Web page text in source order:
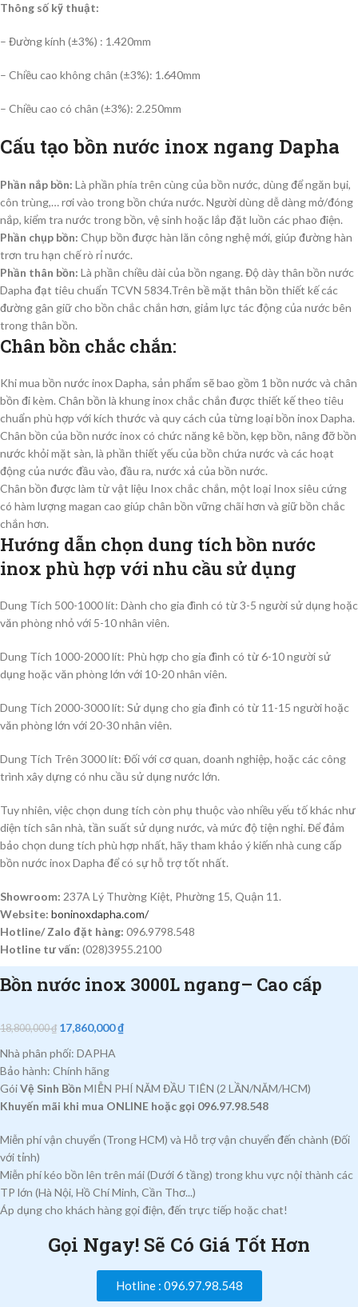
Thông số kỹ thuật:
– Đường kính (±3%) : 1.420mm
– Chiều cao không chân (±3%): 1.640mm
– Chiều cao có chân (±3%): 2.250mm
Cấu tạo bồn nước inox ngang Dapha
Phần nắp bồn: Là phần phía trên cùng của bồn nước, dùng để ngăn bụi,
côn trùng,… rơi vào trong bồn chứa nước. Người dùng dễ dàng mở/đóng
nắp, kiểm tra nước trong bồn, vệ sinh hoặc lắp đặt luồn các phao điện.
Phần chụp bồn: Chụp bồn được hàn lăn công nghệ mới, giúp đường hàn
trơn tru hạn chế rò rỉ nước.
Phần thân bồn: Là phần chiều dài của bồn ngang. Độ dày thân bồn nước
Dapha đạt tiêu chuẩn TCVN 5834.Trên bề mặt thân bồn thiết kế các
đường gân giữ cho bồn chắc chắn hơn, giảm lực tác động của nước bên
trong thân bồn.
Chân bồn chắc chắn:
Khi mua bồn nước inox Dapha, sản phẩm sẽ bao gồm 1 bồn nước và chân
bồn đi kèm. Chân bồn là khung inox chắc chắn được thiết kế theo tiêu
chuẩn phù hợp với kích thước và quy cách của từng loại bồn inox Dapha.
Chân bồn của bồn nước inox có chức năng kê bồn, kẹp bồn, nâng đỡ bồn
nước khỏi mặt sàn, là phần thiết yếu của bồn chứa nước và các hoạt
động của nước đầu vào, đầu ra, nước xả của bồn nước.
Chân bồn được làm từ vật liệu Inox chắc chắn, một loại Inox siêu cứng
có hàm lượng magan cao giúp chân bồn vững chãi hơn và giữ bồn chắc
chắn hơn.
Hướng dẫn chọn dung tích bồn nước
inox phù hợp với nhu cầu sử dụng
Dung Tích 500-1000 lít: Dành cho gia đình có từ 3-5 người sử dụng hoặc
văn phòng nhỏ với 5-10 nhân viên.
Dung Tích 1000-2000 lít: Phù hợp cho gia đình có từ 6-10 người sử
dụng hoặc văn phòng lớn với 10-20 nhân viên.
Dung Tích 2000-3000 lít: Sử dụng cho gia đình có từ 11-15 người hoặc
văn phòng lớn với 20-30 nhân viên.
Dung Tích Trên 3000 lít: Đối với cơ quan, doanh nghiệp, hoặc các công
trình xây dựng có nhu cầu sử dụng nước lớn.
Tuy nhiên, việc chọn dung tích còn phụ thuộc vào nhiều yếu tố khác như
diện tích sân nhà, tần suất sử dụng nước, và mức độ tiện nghi. Để đảm
bảo chọn dung tích phù hợp nhất, hãy tham khảo ý kiến nhà cung cấp
bồn nước inox Dapha để có sự hỗ trợ tốt nhất.
Showroom: 237A Lý Thường Kiệt, Phường 15, Quận 11.
Website: boninoxdapha.com/
Hotline/ Zalo đặt hàng: 096.9798.548
Hotline tư vấn: (028)3955.2100
Bồn nước inox 3000L ngang– Cao cấp
18,800,000₫ 17,860,000₫
Nhà phân phối: DAPHA
Bảo hành: Chính hãng
GóiVệ Sinh Bồn MIỄN PHÍ NĂM ĐẦU TIÊN (2 LẦN/NĂM/HCM)
Khuyến mãi khi mua ONLINE hoặc gọi 096.97.98.548
Miễn phí vận chuyển (Trong HCM) và Hỗ trợ vận chuyển đến chành (Đối
với tỉnh)
Miễn phí kéo bồn lên trên mái (Dưới 6 tầng) trong khu vực nội thành các
TP lớn (Hà Nội, Hồ Chí Minh, Cần Thơ...)
Áp dụng cho khách hàng gọi điện, đến trực tiếp hoặc chat!
Gọi Ngay! Sẽ Có Giá Tốt Hơn
Hotline : 096.97.98.548